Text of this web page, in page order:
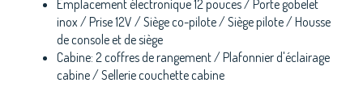
Emplacement électronique 12 pouces / Porte gobelet
inox / Prise 12V / Siège co-pilote / Siège pilote / Housse
de console et de siège
Cabine: 2 coffres de rangement / Plafonnier d'éclairage
cabine / Sellerie couchette cabine